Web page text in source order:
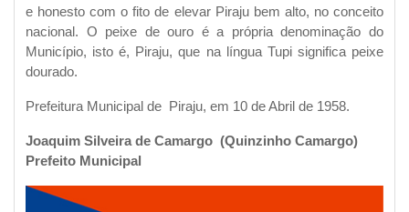
e honesto com o fito de elevar Piraju bem alto, no conceito
nacional. O peixe de ouro é a própria denominação do
Município, isto é, Piraju, que na língua Tupi significa peixe
dourado.
Prefeitura Municipal de Piraju, em 10 de Abril de 1958.
Joaquim Silveira de Camargo (Quinzinho Camargo)
Prefeito Municipal